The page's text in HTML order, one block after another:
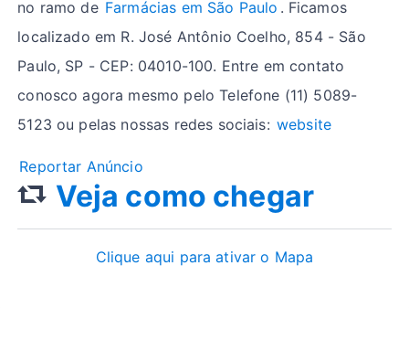
no ramo de Farmácias em São Paulo . Ficamos
localizado em R. José Antônio Coelho, 854 - São
Paulo, SP - CEP: 04010-100. Entre em contato
conosco agora mesmo pelo Telefone (11) 5089-
5123 ou pelas nossas redes sociais: website
Reportar Anúncio
Veja como chegar
Clique aqui para ativar o Mapa